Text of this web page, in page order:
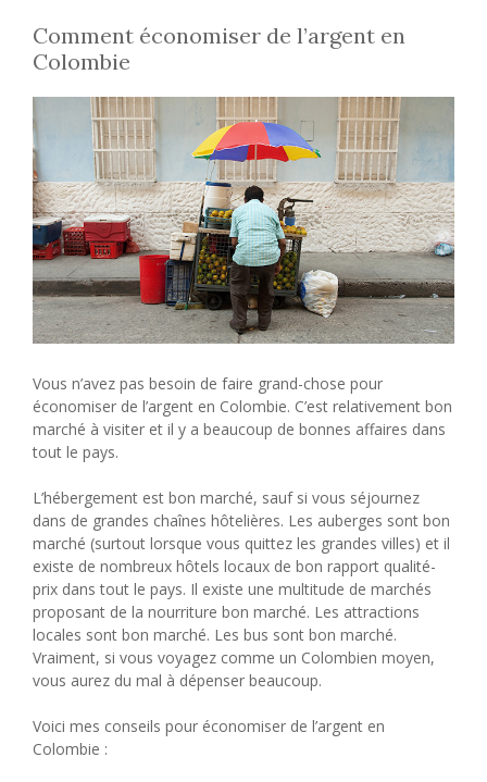
Comment économiser de l’argent en
Colombie
Vous n’avez pas besoin de faire grand-chose pour
économiser de l’argent en Colombie. C’est relativement bon
marché à visiter et il y a beaucoup de bonnes affaires dans
tout le pays.
L’hébergement est bon marché, sauf si vous séjournez
dans de grandes chaînes hôtelières. Les auberges sont bon
marché (surtout lorsque vous quittez les grandes villes) et il
existe de nombreux hôtels locaux de bon rapport qualité-
prix dans tout le pays. Il existe une multitude de marchés
proposant de la nourriture bon marché. Les attractions
locales sont bon marché. Les bus sont bon marché.
Vraiment, si vous voyagez comme un Colombien moyen,
vous aurez du mal à dépenser beaucoup.
Voici mes conseils pour économiser de l’argent en
Colombie :